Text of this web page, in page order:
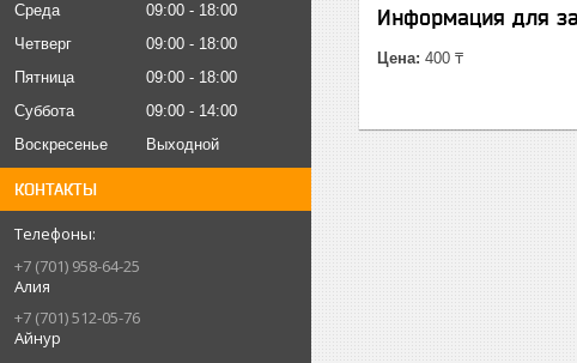
Среда
09:00
18:00
Четверг
09:00
18:00
Пятница
09:00
18:00
Суббота
09:00
14:00
Воскресенье
Выходной
КОНТАКТЫ
+7 (701) 958-64-25
Алия
+7 (701) 512-05-76
Айнур
Информация для
Цена: 400 ₸